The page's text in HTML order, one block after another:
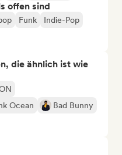
offen sind
Funk
Indie-Pop
die ähnlich ist wie
Ocean
Bad Bunny